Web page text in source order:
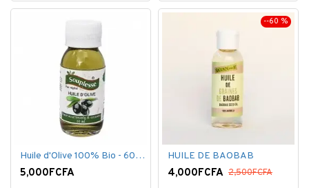
Huile d'Olive 100% Bio - 60 ml
5,000FCFA
--60 %
HUILE DE BAOBAB
4,000FCFA 2,500FCFA